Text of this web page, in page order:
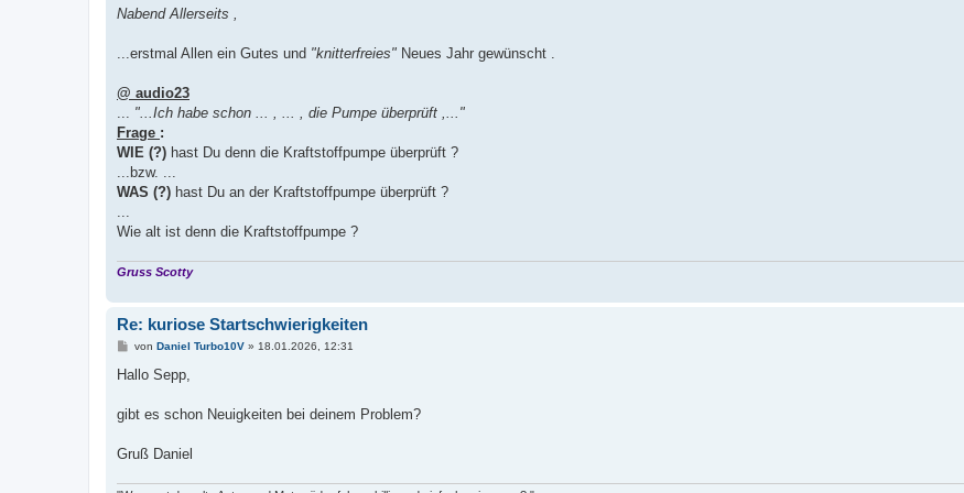
i
a
Nabend Allerseits ,
...erstmal Allen ein Gutes und "knitterfreies" Neues Jahr gewünscht .
@ audio23
"...Ich habe schon ... , ... , die Pumpe überprüft ,..."
Frage :
WIE (?) hast Du denn die Kraftstoffpumpe überprüft ?
...bzw. ...
WAS (?) hast Du an der Kraftstoffpumpe überprüft ?
Wie alt ist denn die Kraftstoffpumpe ?
Gruss Scotty
Re: kuriose Startschwierigkeiten
B
i
a
von Daniel Turbo10V» 18.01.2026, 12:31
Hallo Sepp,
gibt es schon Neuigkeiten bei deinem Problem?
Gruß Daniel